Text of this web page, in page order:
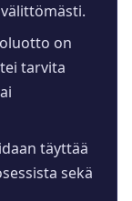
on
tarvita
täyttää
sekä